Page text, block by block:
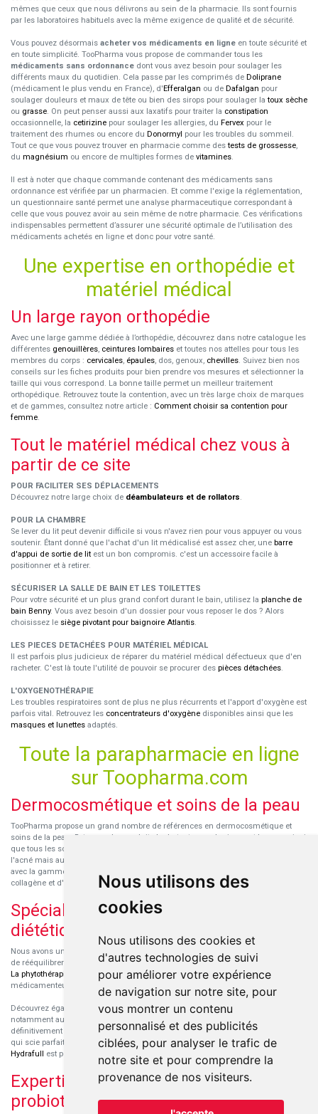
Nous utilisons des
cookies
Nous utilisons des cookies et
d'autres technologies de suivi
pour améliorer votre expérience
de navigation sur notre site, pour
vous montrer un contenu
personnalisé et des publicités
ciblées, pour analyser le trafic de
notre site et pour comprendre la
provenance de nos visiteurs.
mêmes que ceux que nous délivrons au sein de la pharmacie. Ils sont fournis
par les laboratoires habituels avec la même exigence de qualité et de sécurité.
Vous pouvez désormais acheter vos médicaments en ligne en toute sécurité et
en toute simplicité. TooPharma vous propose de commander tous les
médicaments sans ordonnance dont vous avez besoin pour soulager les
différents maux du quotidien. Cela passe par les comprimés de Doliprane
(médicament le plus vendu en France), d'Efferalgan ou de Dafalgan pour
soulager douleurs et maux de tête ou bien des sirops pour soulager latoux sèche
ou grasse. On peut penser aussi aux laxatifs pour traiter la constipation
occasionnelle, la cetirizine pour soulager les allergies, du Fervex pour le
traitement des rhumes ou encore du Donormyl pour les troubles du sommeil.
Tout ce que vous pouvez trouver en pharmacie comme destests de grossesse,
du magnésium ou encore de multiples formes de vitamines.
Il est à noter que chaque commande contenant des médicaments sans
ordonnance est vérifiée par un pharmacien. Et comme l'exige la réglementation,
un questionnaire santé permet une analyse pharmaceutique correspondant à
celle que vous pouvez avoir au sein même de notre pharmacie. Ces vérifications
indispensables permettent d’assurer une sécurité optimale de l’utilisation des
médicaments achetés en ligne et donc pour votre santé.
Une expertise en orthopédie et
matériel médical
Un large rayon orthopédie
Avec une large gamme dédiée à l’orthopédie, découvrez dans notre catalogue les
différentes genouillères, ceintures lombaires et toutes nos attelles pour tous les
membres du corps : cervicales, épaules, dos, genoux, chevilles. Suivez bien nos
conseils sur les fiches produits pour bien prendre vos mesures et sélectionner la
taille qui vous correspond. La bonne taille permet un meilleur traitement
orthopédique. Retrouvez toute la contention, avec un très large choix de marques
et de gammes, consultez notre article : Comment choisir sa contention pour
femme.
Tout le matériel médical chez vous à
partir de ce site
POUR FACILITER SES DÉPLACEMENTS
Découvrez notre large choix de déambulateurs et de rollators.
POUR LA CHAMBRE
Se lever du lit peut devenir difficile si vous n'avez rien pour vous appuyer ou vous
soutenir. Étant donné que l'achat d'un lit médicalisé est assez cher, une barre
d'appui de sortie de lit est un bon compromis. c'est un accessoire facile à
positionner et à retirer.
SÉCURISER LA SALLE DE BAIN ET LES TOILETTES
Pour votre sécurité et un plus grand confort durant le bain, utilisez la planche de
bain Benny. Vous avez besoin d'un dossier pour vous reposer le dos ? Alors
choisissez le siège pivotant pour baignoire Atlantis.
LES PIECES DETACHÉES POUR MATÉRIEL MÉDICAL
Il est parfois plus judicieux de réparer du matériel médical défectueux que d'en
racheter. C'est là toute l'utilité de pouvoir se procurer des pièces détachées.
L'OXYGENOTHÉRAPIE
Les troubles respiratoires sont de plus ne plus récurrents et l'apport d'oxygène est
parfois vital. Retrouvez les concentrateurs d'oxygène disponibles ainsi que les
masques et lunettes adaptés.
Toute la parapharmacie en ligne
sur Toopharma.com
Dermocosmétique et soins de la peau
TooPharma propose un grand nombre de références en dermocosmétique et
soins de la peau. Retrouvez les produits hydratants pour le visage et le corps ainsi
que tous les soins pour peaux sensibles ou à tendance atopique, les soins pour
l'acné mais aussi des démaquillants. Découvrez nos nouvelles références SVR
avec la gamme anti-âge pour les peaux encore jeunes
collagène et d'acide hyaluronique.
Spécialisation en micronutrition et
diététique
Nous avons un engouement particulier pour la micronutrition qui permet souvent
de rééquilibrer des carences ou d'améliorer des troubles métaboliques mineurs.
La phytothérapie
l'aromathérapiesont souvent complémentaires de traitements
médicamenteux lorsqu'ils sont bien conseillés.
Découvrez également les protéines et les produits de nutrition sportive,
notamment au sein de la gamme française
Eric Favre
. Cette gamme est
définitivement axée sur le choix qualitatif des ingrédients et sur une formulation
qui scie parfaitement aux besoins de chaque sportif. La gamme hydratation
Hydrafull est pensée pour une hydratation maximale.
Expertise dans le domaine des
probiotiques